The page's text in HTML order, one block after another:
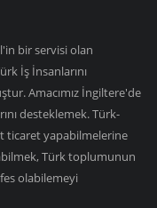
bir servisi olan
İş İnsanlarını
Amacımız İngiltere'de
desteklemek. Türk-
ticaret yapabilmelerine
Türk toplumunun
olabilemeyi